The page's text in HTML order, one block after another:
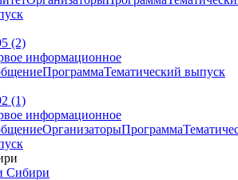
(2)
информационное
ПрограммаТематический выпуск
(1)
информационное
ОрганизаторыПрограмма
Сибири